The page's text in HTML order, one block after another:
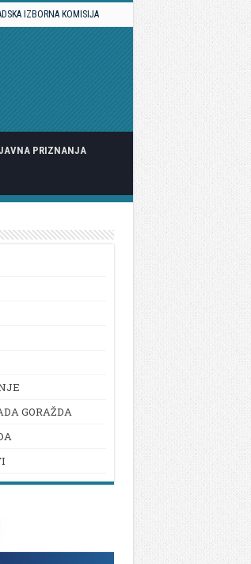
IZBORNA KOMISIJA
PRIZNANJA
GORAŽDA